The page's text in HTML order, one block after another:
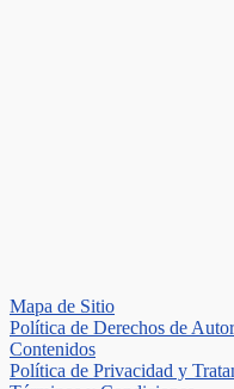
Mapa de Sitio
Política de Derechos de
Contenidos
Política de Privacidad y